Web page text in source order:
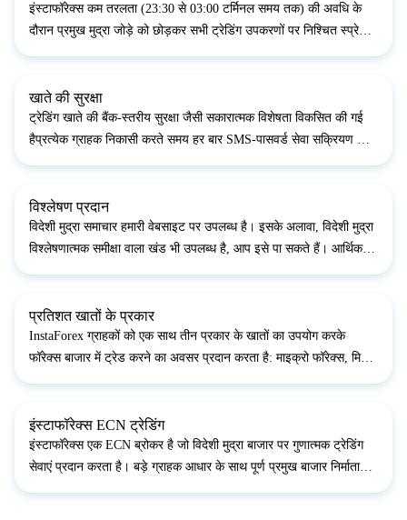
इंस्टाफॉरेक्स कम तरलता (23:30 से 03:00 टर्मिनल समय तक) की अवधि के
दौरान प्रमुख मुद्रा जोड़े को छोड़कर सभी ट्रेडिंग उपकरणों पर निश्चित स्प्रेड
खाते की सुरक्षा
ट्रेडिंग खाते की बैंक-स्तरीय सुरक्षा जैसी सकारात्मक विशेषता विकसित की गई
हैप्रत्येक ग्राहक निकासी करते समय हर बार SMS-पासवर्ड सेवा सक्रियण के
विश्लेषण प्रदान
विदेशी मुद्रा समाचार हमारी वेबसाइट पर उपलब्ध है। इसके अलावा, विदेशी मुद्रा
विश्लेषणात्मक समीक्षा वाला खंड भी उपलब्ध है, आप इसे पा सकते हैं। आर्थिक
प्रतिशत खातों के प्रकार
InstaForex ग्राहकों को एक साथ तीन प्रकार के खातों का उपयोग करके
फॉरेक्स बाजार में ट्रेड करने का अवसर प्रदान करता है: माइक्रो फॉरेक्स, मिनी
इंस्टाफॉरेक्स ECN ट्रेडिंग
इंस्टाफॉरेक्स एक ECN ब्रोकर है जो विदेशी मुद्रा बाजार पर गुणात्मक ट्रेडिंग
सेवाएं प्रदान करता है। बड़े ग्राहक आधार के साथ पूर्ण प्रमुख बाजार निर्माताओं